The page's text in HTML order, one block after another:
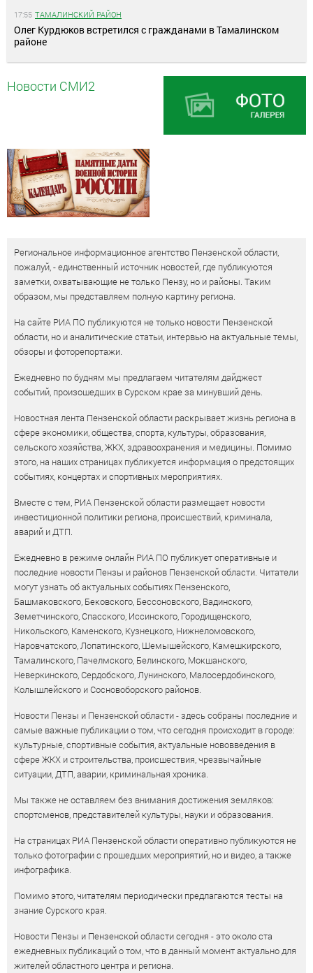
17:55 ТАМАЛИНСКИЙ РАЙОН
Олег Курдюков встретился с гражданами в Тамалинском
районе
Новости СМИ2
Региональное информационное агентство Пензенской области,
пожалуй, - единственный источник новостей, где публикуются
заметки, охватывающие не только Пензу, но и районы. Таким
образом, мы представляем полную картину региона.
На сайте РИА ПО публикуются не только новости Пензенской
области, но и аналитические статьи, интервью на актуальные темы,
обзоры и фоторепортажи.
Ежедневно по будням мы предлагаем читателям дайджест
событий, произошедших в Сурском крае за минувший день.
Новостная лента Пензенской области раскрывает жизнь региона в
сфере экономики, общества, спорта, культуры, образования,
сельского хозяйства, ЖКХ, здравоохранения и медицины. Помимо
этого, на наших страницах публикуется информация о предстоящих
событиях, концертах и спортивных мероприятиях.
Вместе с тем, РИА Пензенской области размещает новости
инвестиционной политики региона, происшествий, криминала,
аварий и ДТП.
Ежедневно в режиме онлайн РИА ПО публикует оперативные и
последние новости Пензы и районов Пензенской области. Читатели
могут узнать об актуальных событиях Пензенского,
Башмаковского, Бековского, Бессоновского, Вадинского,
Земетчинского, Спасского, Иссинского, Городищенского,
Никольского, Каменского, Кузнецкого, Нижнеломовского,
Наровчатского, Лопатинского, Шемышейского, Камешкирского,
Тамалинского, Пачелмского, Белинского, Мокшанского,
Неверкинского, Сердобского, Лунинского, Малосердобинского,
Колышлейского и Сосновоборского районов.
Новости Пензы и Пензенской области - здесь собраны последние и
самые важные публикации о том, что сегодня происходит в городе:
культурные, спортивные события, актуальные нововведения в
сфере ЖКХ и строительства, происшествия, чрезвычайные
ситуации, ДТП, аварии, криминальная хроника.
Мы также не оставляем без внимания достижения земляков:
спортсменов, представителей культуры, науки и образования.
На страницах РИА Пензенской области оперативно публикуются не
только фотографии с прошедших мероприятий, но и видео, а также
инфографика.
Помимо этого, читателям периодически предлагаются тесты на
знание Сурского края.
Новости Пензы и Пензенской области сегодня - это около ста
ежедневных публикаций о том, что в данный момент актуально для
жителей областного центра и региона.